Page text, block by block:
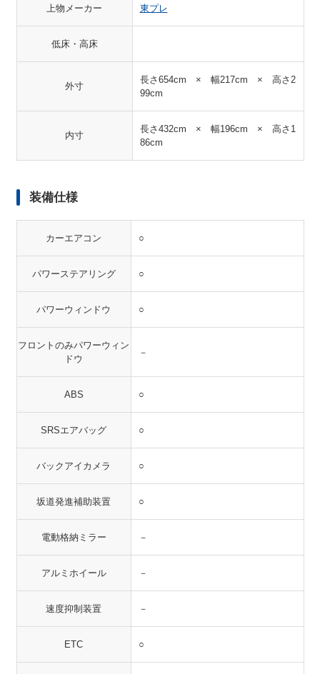
上物メーカー 東プレ
低床・高床
外寸
長さ654cm × 幅217cm × 高さ2
99cm
内寸
長さ432cm × 幅196cm × 高さ1
86cm
装備仕様
カーエアコン ○
パワーステアリング ○
パワーウィンドウ ○
フロントのみパワーウィン
ドウ
－
ABS ○
SRSエアバッグ ○
バックアイカメラ ○
坂道発進補助装置 ○
電動格納ミラー －
アルミホイール －
速度抑制装置 －
ETC ○